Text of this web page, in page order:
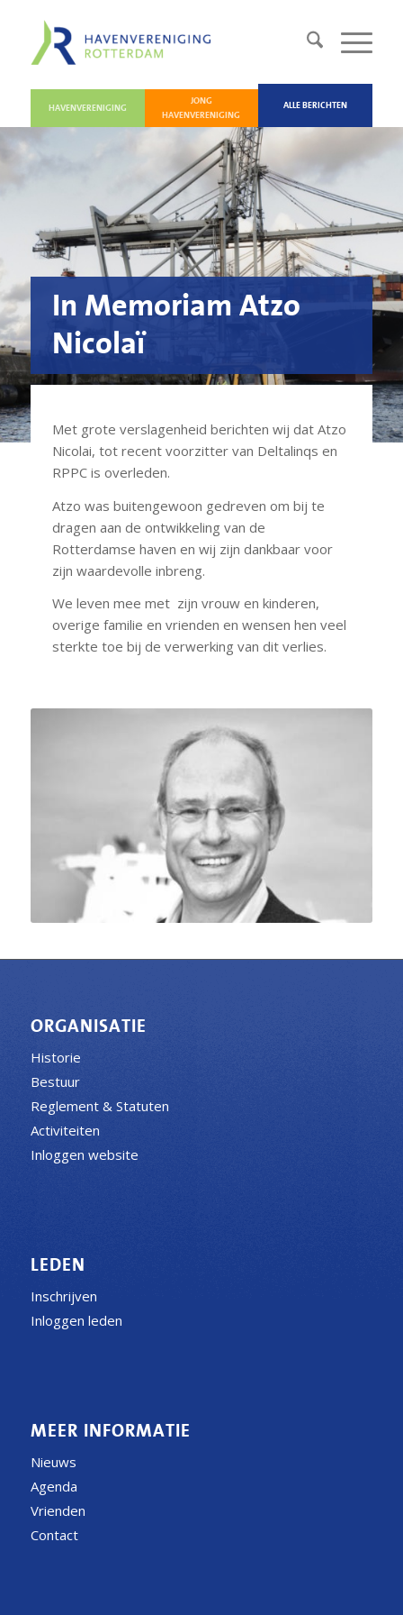
HAVENVERENIGING
JONG
HAVENVERENIGING
ALLE BERICHTEN
In Memoriam Atzo
Nicolaï
Met grote verslagenheid berichten wij dat Atzo
Nicolai, tot recent voorzitter van Deltalinqs en
RPPC is overleden.
Atzo was buitengewoon gedreven om bij te
dragen aan de ontwikkeling van de
Rotterdamse haven en wij zijn dankbaar voor
zijn waardevolle inbreng.
We leven mee met zijn vrouw en kinderen,
overige familie en vrienden en wensen hen veel
sterkte toe bij de verwerking van dit verlies.
ORGANISATIE
Historie
Bestuur
Reglement & Statuten
Activiteiten
Inloggen website
LEDEN
Inschrijven
Inloggen leden
MEER INFORMATIE
Nieuws
Agenda
Vrienden
Contact